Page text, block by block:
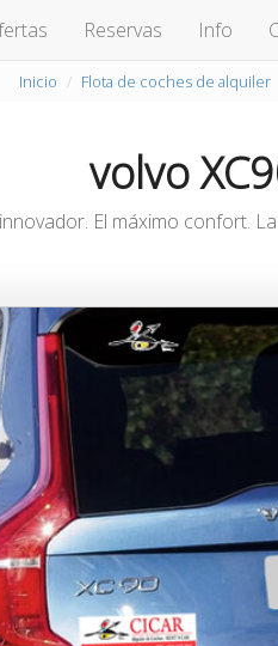
Reservas Info
Inicio Flota de coches de alquiler
volvo
El máximo confort.